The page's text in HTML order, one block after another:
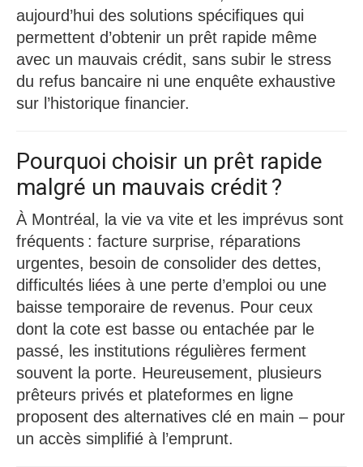
aujourd’hui des solutions spécifiques qui
permettent d’obtenir un prêt rapide même
avec un mauvais crédit, sans subir le stress
du refus bancaire ni une enquête exhaustive
sur l’historique financier.
Pourquoi choisir un prêt rapide
malgré un mauvais crédit ?
À Montréal, la vie va vite et les imprévus sont
fréquents : facture surprise, réparations
urgentes, besoin de consolider des dettes,
difficultés liées à une perte d’emploi ou une
baisse temporaire de revenus. Pour ceux
dont la cote est basse ou entachée par le
passé, les institutions régulières ferment
souvent la porte. Heureusement, plusieurs
prêteurs privés et plateformes en ligne
proposent des alternatives clé en main – pour
un accès simplifié à l’emprunt.​